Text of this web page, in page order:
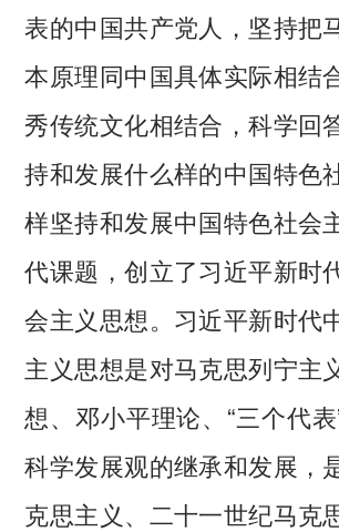
表的中国共产党人，坚持把
本原理同中国具体实际相结
秀传统文化相结合，科学回
持和发展什么样的中国特色
样坚持和发展中国特色社会
代课题，创立了习近平新时
会主义思想。习近平新时代
主义思想是对马克思列宁主
想、邓小平理论、“三个代表
科学发展观的继承和发展，
克思主义、二十一世纪马克